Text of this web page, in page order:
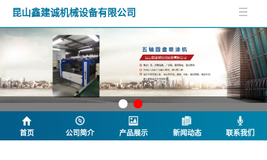
昆山鑫建诚机械设备有限公司
首页 公司简介 产品展示 新闻动态 联系我们